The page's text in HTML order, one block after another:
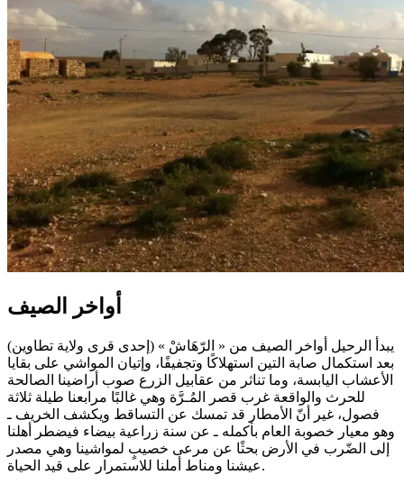
أواخر الصيف
يبدأ الرحيل أواخر الصيف من « الرّهَاشْ » (إحدى قرى ولاية تطاوين)
بعد استكمال صابة التين استهلاكًا وتجفيفًا، وإتيان المواشي على بقايا
الأعشاب اليابسة، وما تناثر من عقابيل الزرع صوب أراضينا الصالحة
للحرث والواقعة غرب قصر المُـرَّة وهي غالبًا مرابعنا طيلة ثلاثة
فصول، غير أنّ الأمطار قد تمسك عن التساقط ويكشف الخريف ـ
وهو معيار خصوبة العام بأكمله ـ عن سنة زراعية بيضاء فيضطر أهلنا
إلى الضّرب في الأرض بحثًا عن مرعى خصيبٍ لمواشينا وهي مصدر
عيشنا ومناط أملنا للاستمرار على قيد الحياة.